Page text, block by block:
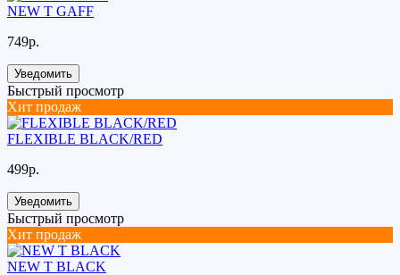
NEW T GAFF
749р.
Уведомить
Быстрый просмотр
Хит продаж
FLEXIBLE BLACK/RED
499р.
Уведомить
Быстрый просмотр
Хит продаж
NEW T BLACK